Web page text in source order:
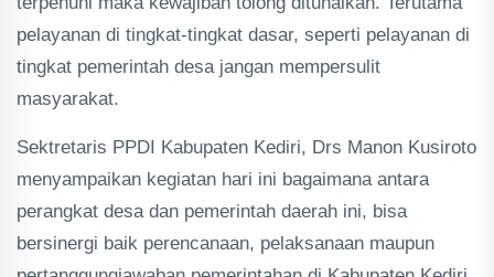
pelayanan di tingkat-tingkat dasar, seperti pelayanan di
tingkat pemerintah desa jangan mempersulit
masyarakat.
Sektretaris PPDI Kabupaten Kediri, Drs Manon Kusiroto
menyampaikan kegiatan hari ini bagaimana antara
perangkat desa dan pemerintah daerah ini, bisa
bersinergi baik perencanaan, pelaksanaan maupun